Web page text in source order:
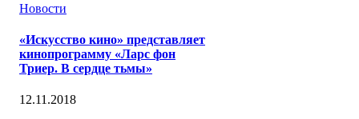
Новости
«Искусство кино» представляет
кинопрограмму «Ларс фон
Триер. В сердце тьмы»
12.11.2018